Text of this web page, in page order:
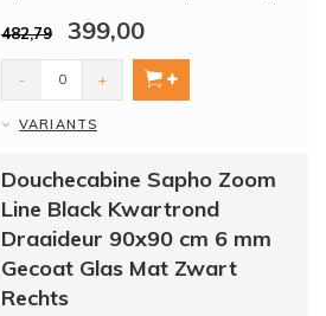
482,79 399,00
- +
VARIANTS
Douchecabine Sapho Zoom
Line Black Kwartrond
Draaideur 90x90 cm 6 mm
Gecoat Glas Mat Zwart
Rechts